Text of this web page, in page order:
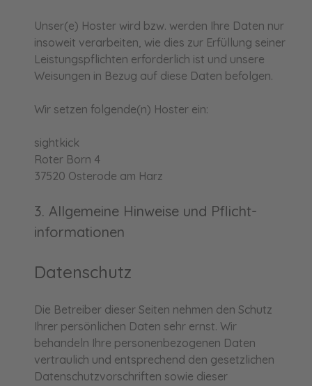
Unser(e) Hoster wird bzw. werden Ihre Daten nur
insoweit verarbeiten, wie dies zur Erfüllung seiner
Leistungspflichten erforderlich ist und unsere
Weisungen in Bezug auf diese Daten befolgen.
Wir setzen folgende(n) Hoster ein:
sightkick
Roter Born 4
37520 Osterode am Harz
3. Allgemeine Hinweise und Pflicht­
informationen
Datenschutz
Die Betreiber dieser Seiten nehmen den Schutz
Ihrer persönlichen Daten sehr ernst. Wir
behandeln Ihre personenbezogenen Daten
vertraulich und entsprechend den gesetzlichen
Datenschutzvorschriften sowie dieser